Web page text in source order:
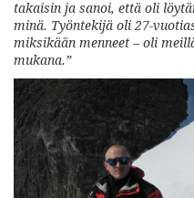
takaisin ja sanoi, että oli
minä. Työntekijä oli 27-
miksikään menneet – oli
mukana.”